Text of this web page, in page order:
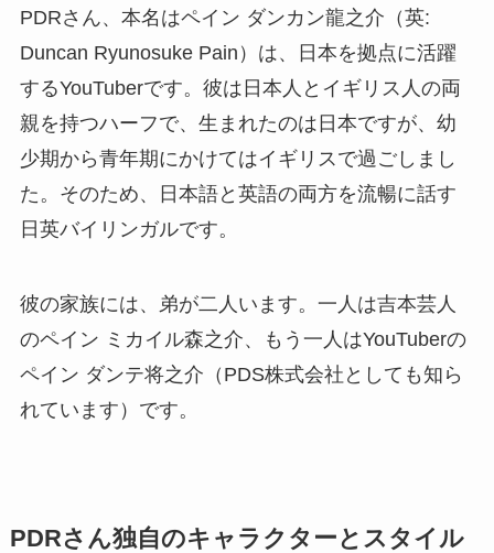
PDRさん、本名はペイン ダンカン龍之介（英:
Duncan Ryunosuke Pain）は、日本を拠点に活躍
するYouTuberです。彼は日本人とイギリス人の両
親を持つハーフで、生まれたのは日本ですが、幼
少期から青年期にかけてはイギリスで過ごしまし
た。そのため、日本語と英語の両方を流暢に話す
日英バイリンガルです。
彼の家族には、弟が二人います。一人は吉本芸人
のペイン ミカイル森之介、もう一人はYouTuberの
ペイン ダンテ将之介（PDS株式会社としても知ら
れています）です。
PDRさん独自のキャラクターとスタイル